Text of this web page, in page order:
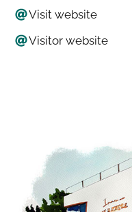
Visit website
Visitor website